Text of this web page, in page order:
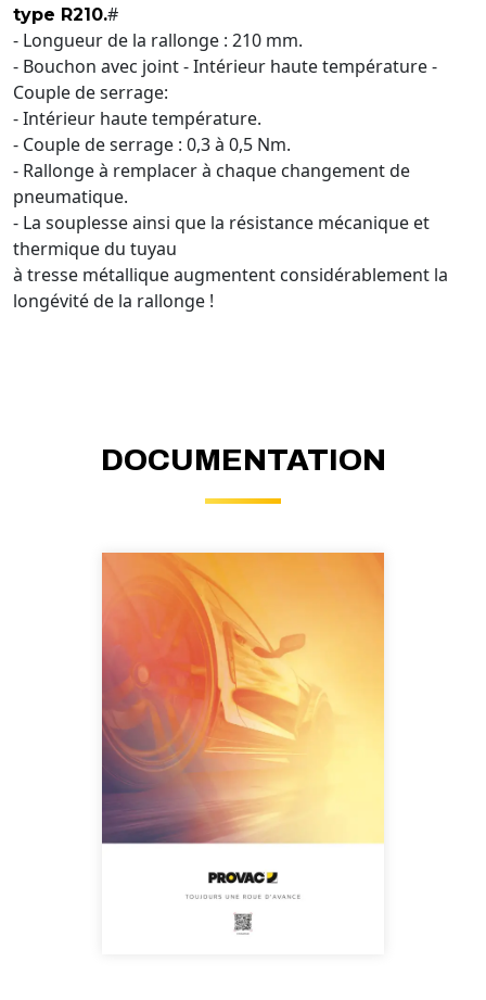
type R210.#
- Longueur de la rallonge : 210 mm.
- Bouchon avec joint - Intérieur haute température -
Couple de serrage:
- Intérieur haute température.
- Couple de serrage : 0,3 à 0,5 Nm.
- Rallonge à remplacer à chaque changement de
pneumatique.
- La souplesse ainsi que la résistance mécanique et
thermique du tuyau
à tresse métallique augmentent considérablement la
longévité de la rallonge !
DOCUMENTATION